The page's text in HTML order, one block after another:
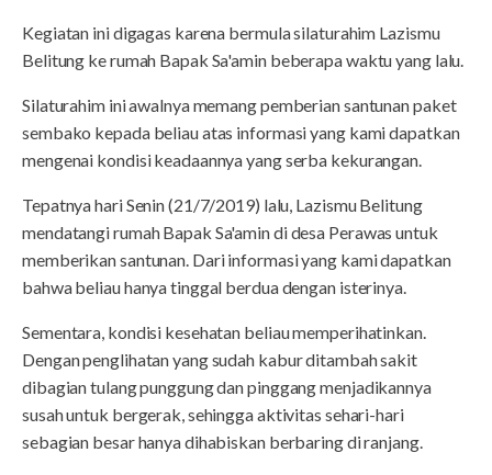
Kegiatan ini digagas karena bermula silaturahim Lazismu
Belitung ke rumah Bapak Sa'amin beberapa waktu yang lalu.
Silaturahim ini awalnya memang pemberian santunan paket
sembako kepada beliau atas informasi yang kami dapatkan
mengenai kondisi keadaannya yang serba kekurangan.
Tepatnya hari Senin (21/7/2019) lalu, Lazismu Belitung
mendatangi rumah Bapak Sa'amin di desa Perawas untuk
memberikan santunan. Dari informasi yang kami dapatkan
bahwa beliau hanya tinggal berdua dengan isterinya.
Sementara, kondisi kesehatan beliau memperihatinkan.
Dengan penglihatan yang sudah kabur ditambah sakit
dibagian tulang punggung dan pinggang menjadikannya
susah untuk bergerak, sehingga aktivitas sehari-hari
sebagian besar hanya dihabiskan berbaring di ranjang.